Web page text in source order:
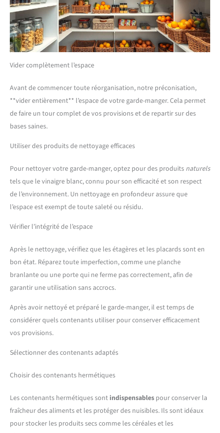
Vider complètement l’espace
Avant de commencer toute réorganisation, notre préconisation,
**vider entièrement** l’espace de votre garde-manger. Cela permet
de faire un tour complet de vos provisions et de repartir sur des
bases saines.
Utiliser des produits de nettoyage efficaces
Pour nettoyer votre garde-manger, optez pour des produits naturels
tels que le vinaigre blanc, connu pour son efficacité et son respect
de l’environnement. Un nettoyage en profondeur assure que
l’espace est exempt de toute saleté ou résidu.
Vérifier l’intégrité de l’espace
Après le nettoyage, vérifiez que les étagères et les placards sont en
bon état. Réparez toute imperfection, comme une planche
branlante ou une porte qui ne ferme pas correctement, afin de
garantir une utilisation sans accrocs.
Après avoir nettoyé et préparé le garde-manger, il est temps de
considérer quels contenants utiliser pour conserver efficacement
vos provisions.
Sélectionner des contenants adaptés
Choisir des contenants hermétiques
Les contenants hermétiques sont indispensables pour conserver la
fraîcheur des aliments et les protéger des nuisibles. Ils sont idéaux
pour stocker les produits secs comme les céréales et les